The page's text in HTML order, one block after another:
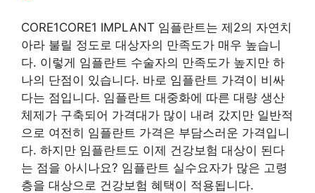
CORE1CORE1 IMPLANT 임플란트는 제2의 자연치
아라 불릴 정도로 대상자의 만족도가 매우 높습니
다. 이렇게 임플란트 수술자의 만족도가 높지만 하
나의 단점이 있습니다. 바로 임플란트 가격이 비싸
다는 점입니다. 임플란트 대중화에 따른 대량 생산
체제가 구축되어 가격대가 많이 내려 갔지만 일반적
으로 여전히 임플란트 가격은 부담스러운 가격입니
다. 하지만 임플란트도 이제 건강보험 대상이 된다
는 점을 아시나요? 임플란트 실수요자가 많은 고령
층을 대상으로 건강보험 혜택이 적용됩니다.